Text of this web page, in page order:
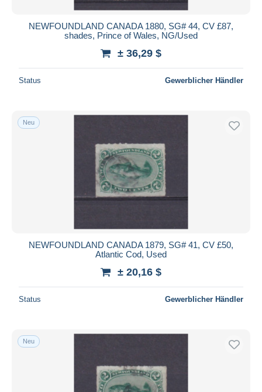
NEWFOUNDLAND CANADA 1880, SG# 44, CV £87,
shades, Prince of Wales, NG/Used
± 36,29 $
Status Gewerblicher Händler
Neu
NEWFOUNDLAND CANADA 1879, SG# 41, CV £50,
Atlantic Cod, Used
± 20,16 $
Status Gewerblicher Händler
Neu